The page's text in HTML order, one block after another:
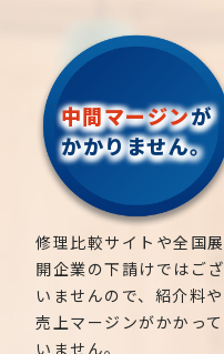
中間マージンが
かかりません。
修理比較サイトや全国展
開企業の下請けではござ
いませんので、紹介料や
売上マージンがかかって
いません。